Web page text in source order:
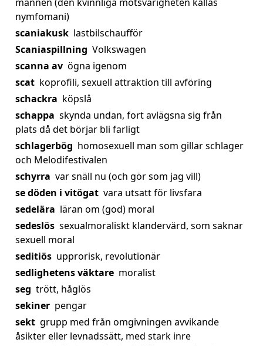
nymfomani)
scaniakusk lastbilschaufför
Scaniaspillning Volkswagen
scanna av ögna igenom
scat koprofili, sexuell attraktion till avföring
schackra köpslå
schappa skynda undan, fort avlägsna sig från
plats då det börjar bli farligt
schlagerbög homosexuell man som gillar schlager
och Melodifestivalen
schyrra var snäll nu (och gör som jag vill)
se döden i vitögat vara utsatt för livsfara
sedelära läran om (god) moral
sedeslös sexualmoraliskt klandervärd, som saknar
sexuell moral
seditiös upprorisk, revolutionär
sedlighetens väktare moralist
seg trött, håglös
sekiner pengar
sekt grupp med från omgivningen avvikande
åsikter eller levnadssätt, med stark inre